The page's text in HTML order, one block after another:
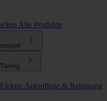
Alle Produkte
Autopflege & Reinigung